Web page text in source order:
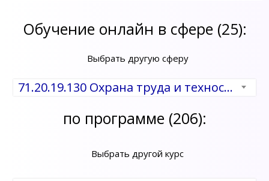
Обучение онлайн в сфере (25):
Выбрать другую сферу
71.20.19.130 Охрана труда и техносферная безопасность
по программе (206):
Выбрать другой курс